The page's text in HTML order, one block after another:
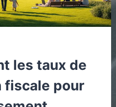
les taux de
fiscale pour